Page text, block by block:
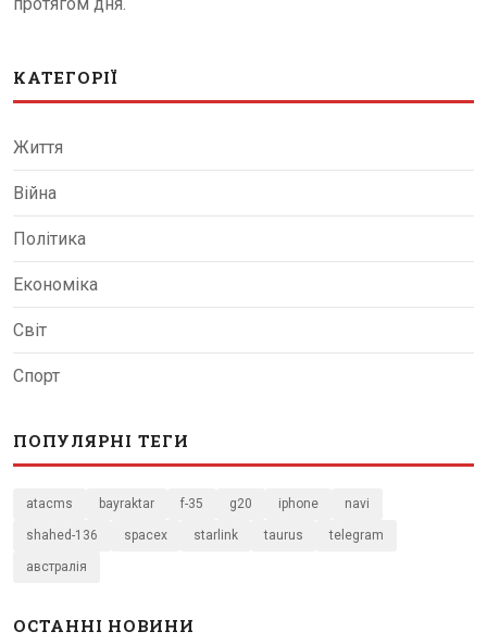
протягом дня.
КАТЕГОРІЇ
Життя
Війна
Політика
Економіка
Світ
Спорт
ПОПУЛЯРНІ ТЕГИ
atacms bayraktar f-35 g20 iphone navi
shahed-136 spacex starlink taurus telegram
австралія
ОСТАННІ НОВИНИ